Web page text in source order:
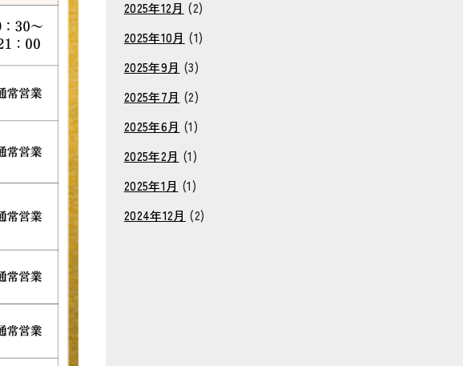
2025年12月 (2)
2025年10月 (1)
2025年9月 (3)
2025年7月 (2)
2025年6月 (1)
2025年2月 (1)
2025年1月 (1)
2024年12月 (2)